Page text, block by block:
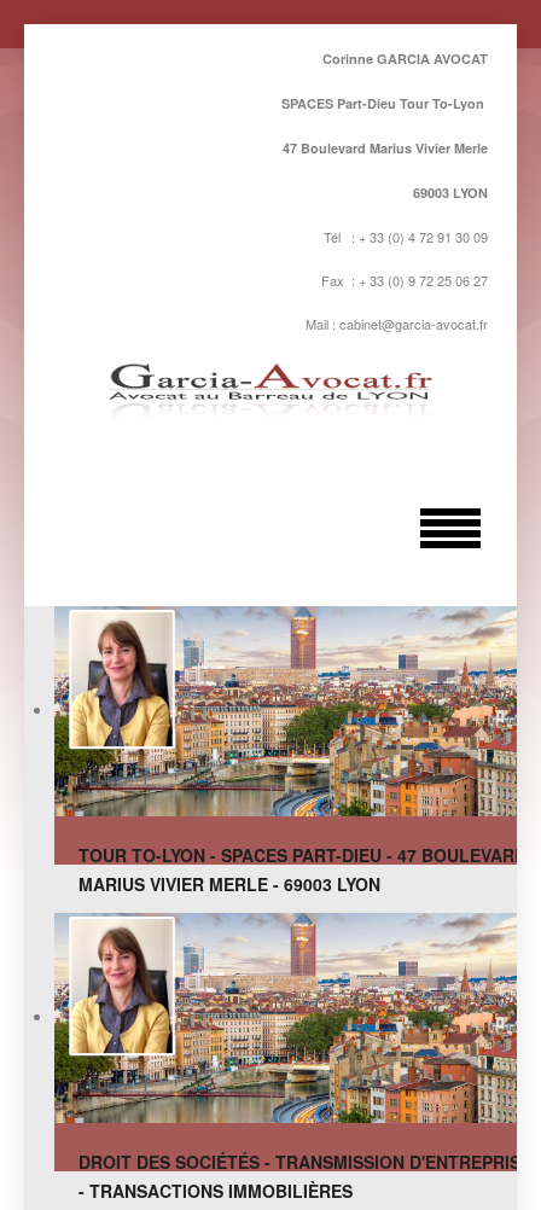
Corinne GARCIA AVOCAT
SPACES Part-Dieu Tour To-Lyon
47 Boulevard Marius Vivier Merle
69003 LYON
Tél : + 33 (0) 4 72 91 30 09
Fax : + 33 (0) 9 72 25 06 27
Mail : cabinet@garcia-avocat.fr
TOUR TO-LYON - SPACES PART-DIEU - 47 BOULEVARD
MARIUS VIVIER MERLE - 69003 LYON
DROIT DES SOCIÉTÉS - TRANSMISSION D'ENTREPRISE
- TRANSACTIONS IMMOBILIÈRES